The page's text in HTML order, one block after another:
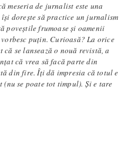
meseria de jurnalist este una
dorește să practice un jurnalism
poveștile frumoase și oamenii
puțin. Curioasă? La orice
că se lansează o nouă revistă, a
că vrea să facă parte din
din fire. Îți dă impresia că totul e
(nu se poate tot timpul). Și e tare